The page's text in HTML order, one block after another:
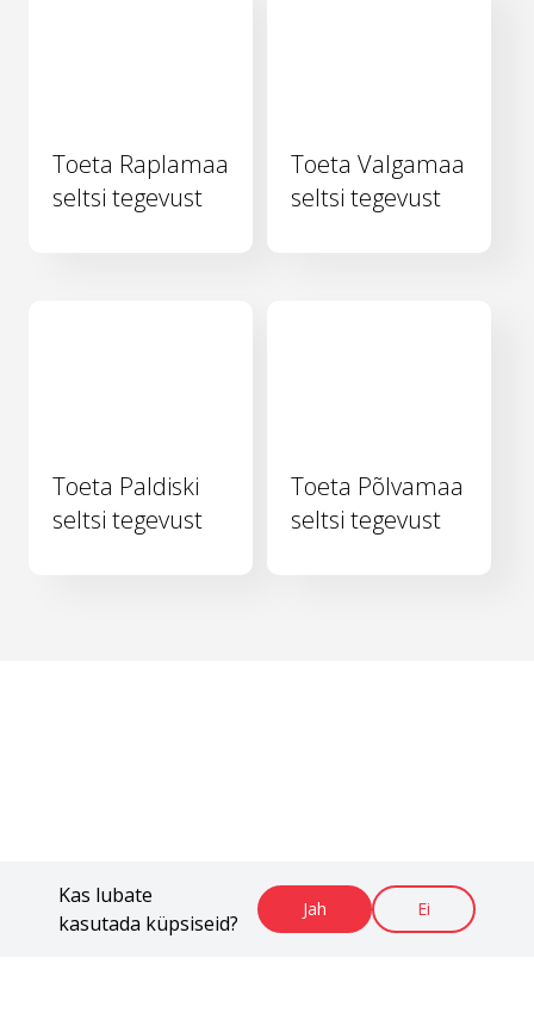
Kas lubate
kasutada küpsiseid?
Jah Ei
Toeta Raplamaa
seltsi tegevust
Toeta Valgamaa
seltsi tegevust
Toeta Paldiski
seltsi tegevust
Toeta Põlvamaa
seltsi tegevust